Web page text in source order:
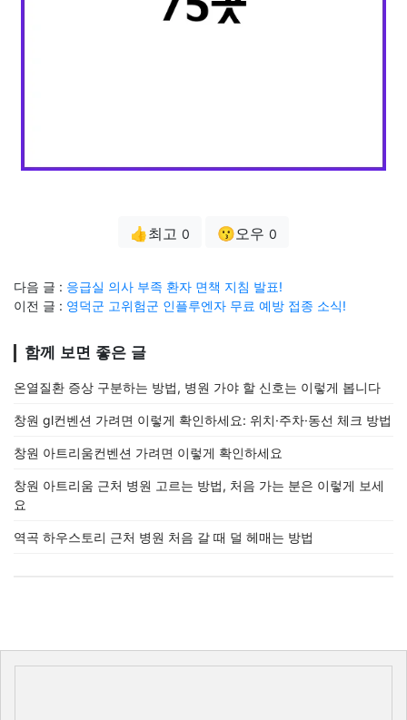
👍최고 0 😗오우 0
다음 글 : 응급실 의사 부족 환자 면책 지침 발표!
이전 글 : 영덕군 고위험군 인플루엔자 무료 예방 접종 소식!
함께 보면 좋은 글
온열질환 증상 구분하는 방법, 병원 가야 할 신호는 이렇게 봅니다
창원 gl컨벤션 가려면 이렇게 확인하세요: 위치·주차·동선 체크 방법
창원 아트리움컨벤션 가려면 이렇게 확인하세요
창원 아트리움 근처 병원 고르는 방법, 처음 가는 분은 이렇게 보세
요
역곡 하우스토리 근처 병원 처음 갈 때 덜 헤매는 방법